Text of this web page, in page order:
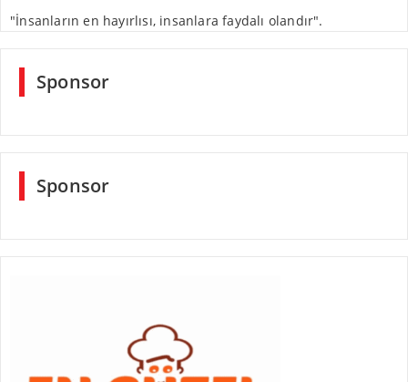
"İnsanların en hayırlısı, insanlara faydalı olandır".
Sponsor
Sponsor